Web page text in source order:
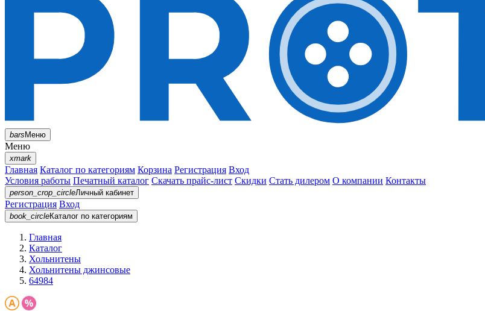
barsМеню
Меню
xmark
Главная Каталог по категориям Корзина Регистрация Вход
Условия работы Печатный каталог Скачать прайс-лист Скидки Стать дилером О компании Контакты
person_crop_circleЛичный кабинет
Регистрация Вход
book_circleКаталог по категориям
Главная
Каталог
Хольнитены
Хольнитены джинсовые
64984